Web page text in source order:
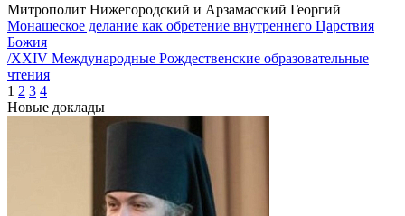
Митрополит Нижегородский и Арзамасский Георгий
Монашеское делание как обретение внутреннего Царствия
Божия
/XXIV Международные Рождественские образовательные
чтения
1 2 3 4
Новые доклады